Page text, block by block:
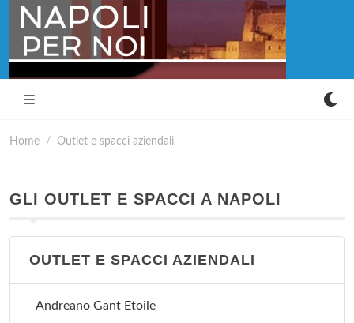
Home Outlet e spacci aziendali
GLI OUTLET E SPACCI A NAPOLI
OUTLET E SPACCI AZIENDALI
Andreano Gant Etoile